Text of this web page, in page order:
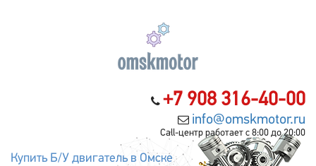
+7 908 316-40-00
info@omskmotor.ru
Call-центр работает с 8:00 до 20:00
Купить Б/У двигатель в Омске